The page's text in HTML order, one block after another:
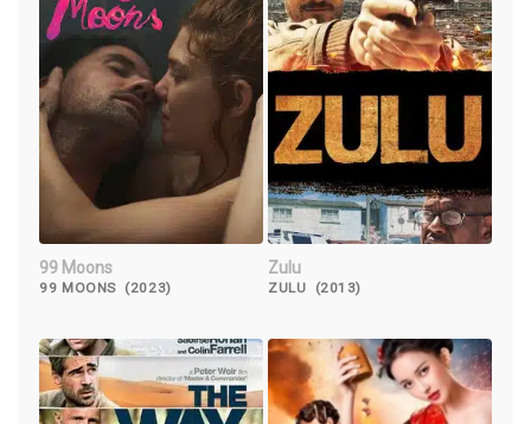
99 Moons
99 MOONS (2023)
Zulu
ZULU (2013)